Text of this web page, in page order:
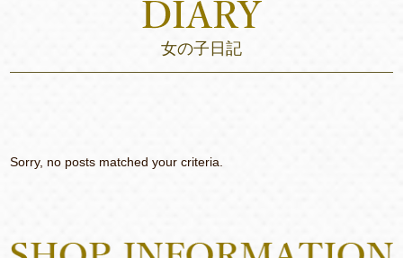
女の子日記
Sorry, no posts matched your criteria.